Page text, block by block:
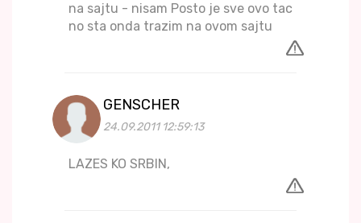
na sajtu - nisam Posto je sve ovo tac
no sta onda trazim na ovom sajtu
GENSCHER
24.09.2011 12:59:13
LAZES KO SRBIN,